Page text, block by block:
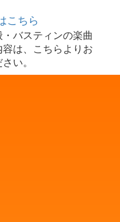
こちら
バスティンの楽曲
は、こちらよりお
い。